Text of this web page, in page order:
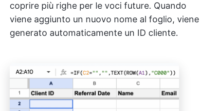
coprire più righe per le voci future. Quando
viene aggiunto un nuovo nome al foglio, viene
generato automaticamente un ID cliente.